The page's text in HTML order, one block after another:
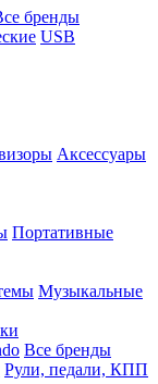
бренды
USB
Аксессуары
Портативные
Музыкальные
Все бренды
Рули, педали, КПП